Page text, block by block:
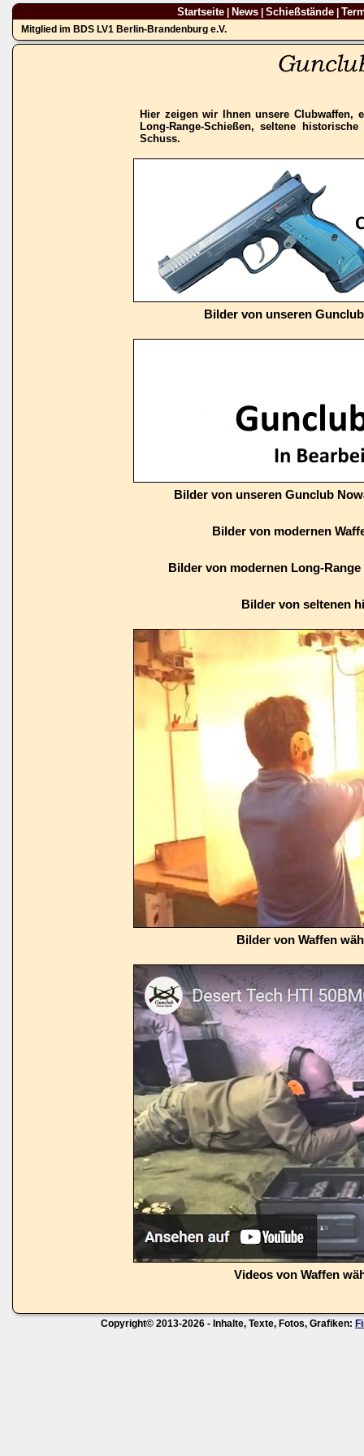
Startseite| News| Schießstände|
Mitglied im BDS LV1 Berlin-Brandenburg e.V.
Hier zeigen wir Ihnen unsere Clubwaffen,
Long-Range-Schießen, seltene
Schuss.
Bilder von unseren
Bilder von unseren Gunclub
Bilder von modernen
Bilder von modernen Long-
Bilder von seltenen
Bilder von Waffen
Videos von Waffen
Copyright© 2013-2026 - Inhalte, Texte, Fotos, Grafiken: